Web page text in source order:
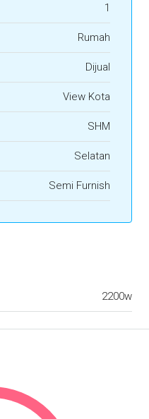
1
Rumah
Dijual
View Kota
SHM
Selatan
Semi Furnish
2200w